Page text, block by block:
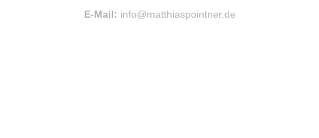
E-Mail: info@matthiaspointner.de